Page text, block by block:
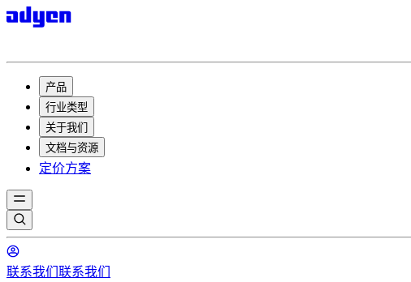
产品
行业类型
关于我们
文档与资源
定价方案
联系我们 联系我们